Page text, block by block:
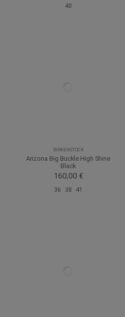
40
BIRKENSTOCK
Arizona Big Buckle High Shine
Black
160,00 €
36 38 41